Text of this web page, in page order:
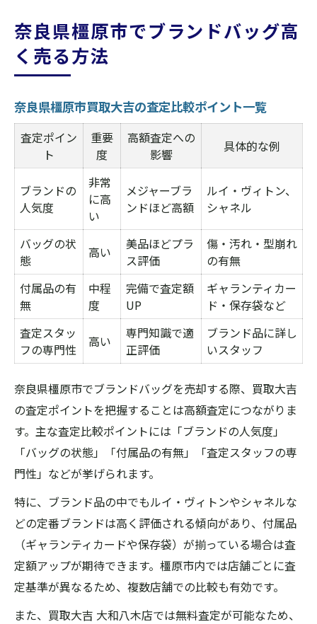
状態を活かすコツで査定アップを目指す方
法
奈良県橿原市で人気の買取方法と選び方
ブランドバッグ買取の満足体験を奈良県橿原市
で
体験談から学ぶ奈良県橿原市買取大吉の魅
力
橿原市で感じたブランドバッグ買取の安心
ポイント
奈良県橿原市買取大吉利用者の声を集めて
満足度が高い買取サービスの選び方ガイド
ブランドバッグ査定時のチェックポイント
査定額アップの秘訣を知りたい女性へ
奈良県橿原市買取大吉で高額査定を狙うコ
状態別ブランドバッグ査定額アップポイン
ト
女性が押さえたい買取前の準備リスト
付属品や保証書がもたらす査定の違い
奈良県橿原市で注目される査定アップ術
買取大吉の安心査定で納得の取引を実現
奈良県橿原市買取大吉の安心ポイントまと
め
専門スタッフによる丁寧な査定の流れ
納得できる査定額の理由を解説
奈良県橿原市でブランドバッグ高
く売る方法
奈良県橿原市買取大吉の査定比較ポイント一覧
査定ポイン
ト
重要
度
高額査定への
影響
具体的な例
ブランドの
人気度
非常
に高
い
メジャーブラ
ンドほど高額
ルイ・ヴィトン、
シャネル
バッグの状
態
高い
美品ほどプラ
ス評価
傷・汚れ・型崩れ
の有無
付属品の有
無
中程
度
完備で査定額
UP
ギャランティカー
ド・保存袋など
査定スタッ
フの専門性
高い
専門知識で適
正評価
ブランド品に詳し
いスタッフ
奈良県橿原市でブランドバッグを売却する際、買取大吉
の査定ポイントを把握することは高額査定につながりま
す。主な査定比較ポイントには「ブランドの人気度」
「バッグの状態」「付属品の有無」「査定スタッフの専
門性」などが挙げられます。
特に、ブランド品の中でもルイ・ヴィトンやシャネルな
どの定番ブランドは高く評価される傾向があり、付属品
（ギャランティカードや保存袋）が揃っている場合は査
定額アップが期待できます。橿原市内では店舗ごとに査
定基準が異なるため、複数店舗での比較も有効です。
また、買取大吉 大和八木店では無料査定が可能なため、